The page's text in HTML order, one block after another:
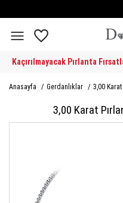
Kaçırılmayacak Pırlanta
Anasayfa / Gerdanlıklar / 3,00
3,00 Karat